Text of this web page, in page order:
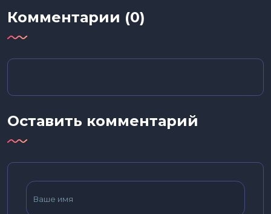
Комментарии (0)
Оставить комментарий